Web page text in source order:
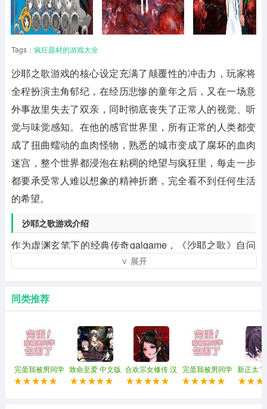
Tags： 疯狂题材的游戏大全
沙耶之歌游戏的核心设定充满了颠覆性的冲击力，玩家将
全程扮演主角郁纪，在经历悲惨的童年之后，又在一场意
外事故里失去了双亲，同时彻底丧失了正常人的视觉、听
觉与味觉感知。在他的感官世界里，所有正常的人类都变
成了扭曲蠕动的血肉怪物，熟悉的城市变成了腐坏的血肉
迷宫，整个世界都浸泡在粘稠的绝望与疯狂里，每走一步
都要承受常人难以想象的精神折磨，完全看不到任何生活
的希望。
沙耶之歌游戏介绍
作为虚渊玄笔下的经典传奇galgame，《沙耶之歌》自问
世以来就凭借独树一帜的世界观设定，在无数玩家心中留
有核心内容，没有做任何剧情删减，你可以完全沉浸在这
段既诡异又浪漫的特殊旅程，感受其他常规恋爱游戏完全
无法带来的独特冒险体验。
∨ 展开
同类推荐
完蛋我被男同学
包围了 官方正版
致命至爱 中文版 合欢宗女修传 汉
化版
完蛋我被男同学
包围了 正版
新正太